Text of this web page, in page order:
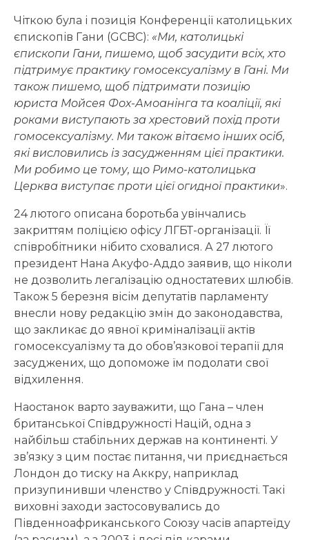
Чіткою була і позиція Конференції католицьких
єпископів Гани (GCBC): «Ми, католицькі
єпископи Гани, пишемо, щоб засудити всіх, хто
підтримує практику гомосексуалізму в Гані. Ми
також пишемо, щоб підтримати позицію
юриста Мойсея Фох-Амоанінга та коаліції, які
роками виступають за хрестовий похід проти
гомосексуалізму. Ми також вітаємо інших осіб,
які висловились із засудженням цієї практики.
Ми робимо це тому, що Римо-католицька
Церква виступає проти цієї огидної практики».
24 лютого описана боротьба увінчались
закриттям поліцією офісу ЛГБТ-організації. Її
співробітники нібито сховалися. А 27 лютого
президент Нана Акуфо-Аддо заявив, що ніколи
не дозволить легалізацію одностатевих шлюбів.
Також 5 березня вісім депутатів парламенту
внесли нову редакцію змін до законодавства,
що закликає до явної криміналізації актів
гомосексуалізму та до обов’язкової терапії для
засуджених, що допоможе їм подолати свої
відхилення.
Наостанок варто зауважити, що Гана – член
британської Співдружності Націй, одна з
найбільш стабільних держав на континенті. У
зв’язку з цим постає питання, чи приєднається
Лондон до тиску на Аккру, наприклад
призупинивши членство у Співдружності. Такі
виховні заходи застосовувались до
Південноафриканського Союзу часів апартеїду